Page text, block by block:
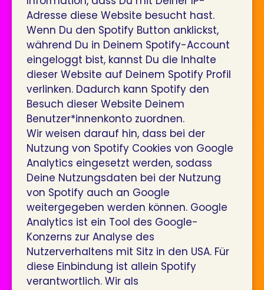
Adresse diese Website besucht hast.
Wenn Du den Spotify Button anklickst,
während Du in Deinem Spotify-Account
eingeloggt bist, kannst Du die Inhalte
dieser Website auf Deinem Spotify Profil
verlinken. Dadurch kann Spotify den
Besuch dieser Website Deinem
Benutzer*innenkonto zuordnen.
Wir weisen darauf hin, dass bei der
Nutzung von Spotify Cookies von Google
Analytics eingesetzt werden, sodass
Deine Nutzungsdaten bei der Nutzung
von Spotify auch an Google
weitergegeben werden können. Google
Analytics ist ein Tool des Google-
Konzerns zur Analyse des
Nutzerverhaltens mit Sitz in den USA. Für
diese Einbindung ist allein Spotify
verantwortlich. Wir als